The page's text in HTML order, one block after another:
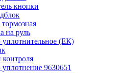
кнопки
тормозная
на руль
уплотнительное (ЕК)
контроля
уплотнение 9630651